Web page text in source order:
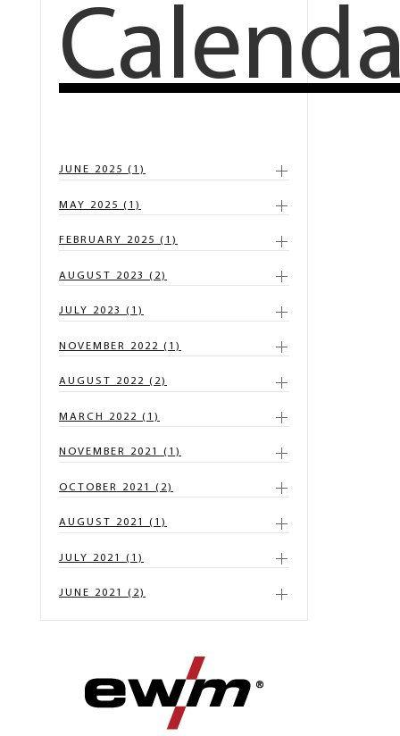
JUNE 2025 (1)
MAY 2025 (1)
FEBRUARY 2025 (1)
AUGUST 2023 (2)
JULY 2023 (1)
NOVEMBER 2022 (1)
AUGUST 2022 (2)
MARCH 2022 (1)
NOVEMBER 2021 (1)
OCTOBER 2021 (2)
AUGUST 2021 (1)
JULY 2021 (1)
JUNE 2021 (2)